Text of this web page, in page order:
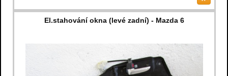
El.stahování okna (levé zadní) - Mazda 6